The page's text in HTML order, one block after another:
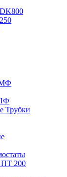
Трубки
ПТ 200